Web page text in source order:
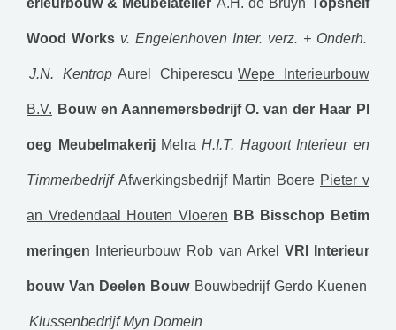
erieurbouw & Meubelatelier A.H. de Bruyn Topshelf
Wood Works v. Engelenhoven Inter. verz. + Onderh.
J.N. Kentrop Aurel Chiperescu Wepe Interieurbouw
B.V. Bouw en Aannemersbedrijf O. van der Haar Pl
oeg Meubelmakerij Melra H.I.T. Hagoort Interieur en
Timmerbedrijf Afwerkingsbedrijf Martin Boere Pieter v
an Vredendaal Houten Vloeren BB Bisschop Betim
meringen Interieurbouw Rob van Arkel VRI Interieur
bouw Van Deelen Bouw Bouwbedrijf Gerdo Kuenen
Klussenbedrijf Myn Domein